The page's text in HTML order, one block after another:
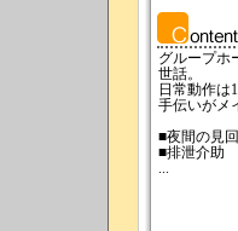
グループホ
世話。
日常動作は
手伝いがメ
■夜間の見
■排泄介助
...